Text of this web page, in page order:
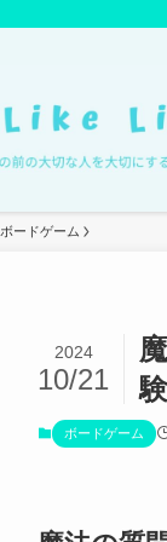
ボードゲーム
2024
10/21
ボードゲーム